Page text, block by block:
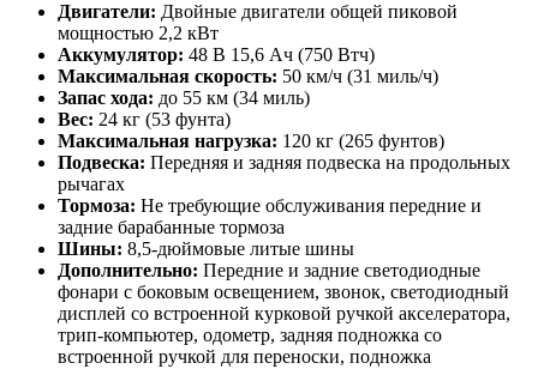
Двигатели: Двойные двигатели общей пиковой
мощностью 2,2 кВт
Аккумулятор: 48 В 15,6 Ач (750 Втч)
Максимальная скорость: 50 км/ч (31 миль/ч)
Запас хода: до 55 км (34 миль)
Вес: 24 кг (53 фунта)
Максимальная нагрузка: 120 кг (265 фунтов)
Подвеска: Передняя и задняя подвеска на продольных
рычагах
Тормоза: Не требующие обслуживания передние и
задние барабанные тормоза
Шины: 8,5-дюймовые литые шины
Дополнительно: Передние и задние светодиодные
фонари с боковым освещением, звонок, светодиодный
дисплей со встроенной курковой ручкой акселератора,
трип-компьютер, одометр, задняя подножка со
встроенной ручкой для переноски, подножка